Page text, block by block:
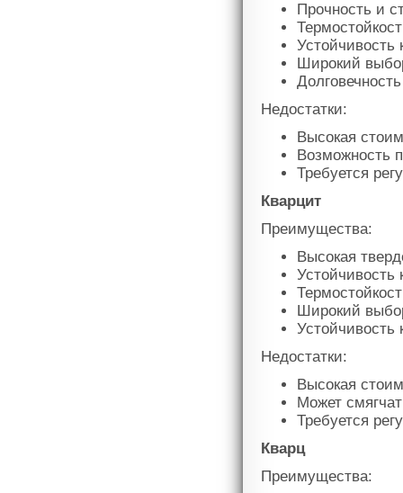
Прочность и
Устойчивость
Широкий
Недостатки:
Высокая
Возможность
Требуется
Кварцит
Преимущества:
Высокая
Устойчивость
Широкий
Устойчивость
Недостатки:
Высокая
Может
Требуется
Кварц
Преимущества: